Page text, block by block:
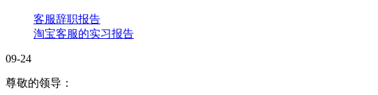
客服辞职报告
淘宝客服的实习报告
09-24
尊敬的领导：